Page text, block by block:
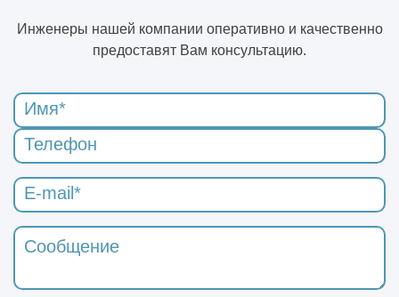
Инженеры нашей компании оперативно и качественно
предоставят Вам консультацию.